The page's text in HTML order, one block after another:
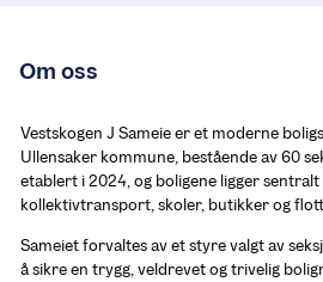
Om oss
Vestskogen J Sameie er et moderne
Ullensaker kommune, bestående av 60
etablert i 2024, og boligene ligger
kollektivtransport, skoler, butikker og
Sameiet forvaltes av et styre valgt av
å sikre en trygg, veldrevet og trivelig